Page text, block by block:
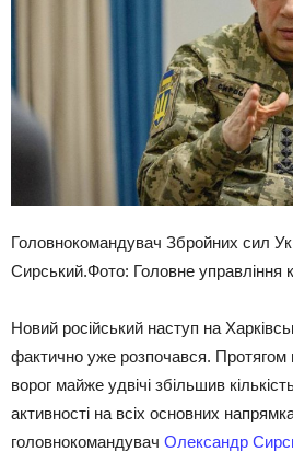
Головнокомандувач Збройних сил
Сирський.Фото: Головне управління
Новий російський наступ на
фактично уже розпочався. Протягом
ворог майже удвічі збільшив
активності на всіх основних
головнокомандувач Олександр